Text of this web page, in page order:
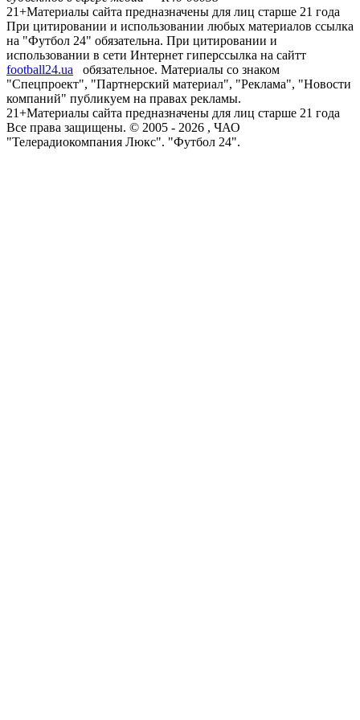
21+Материалы сайта предназначены для лиц старше 21 года
При цитировании и использовании любых материалов ссылка
на "Футбол 24" обязательна. При цитировании и
использовании в сети Интернет гиперссылка на сайтт
football24.ua
обязательное. Материалы со знаком
"Спецпроект", "Партнерский материал", "Реклама", "Новости
компаний" публикуем на правах рекламы.
21+Материалы сайта предназначены для лиц старше 21 года
Все права защищены. © 2005 - 2026 , ЧАО
"Телерадиокомпания Люкс". "Футбол 24".